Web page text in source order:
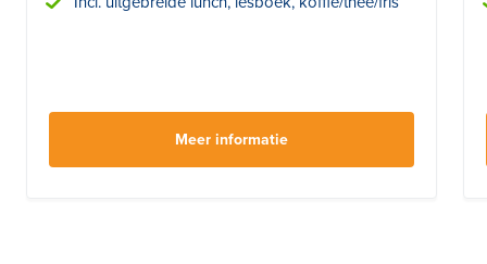
Meer informatie